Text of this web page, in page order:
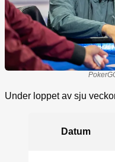
Under loppet av sju
Datum